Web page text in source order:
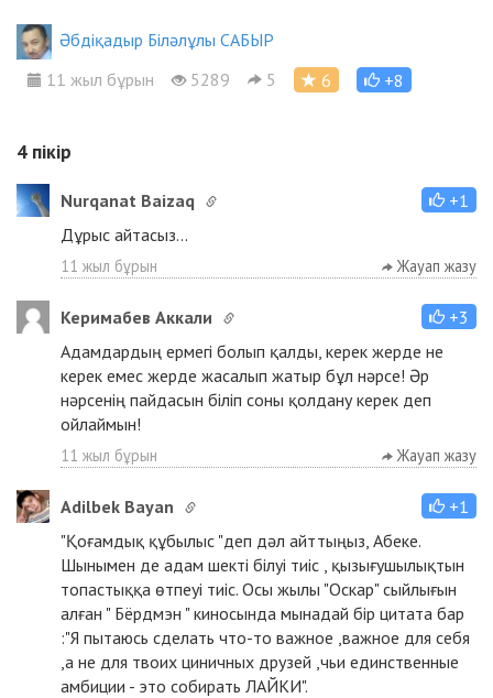
Әбдіқадыр Біләлұлы САБЫР
11 жыл бұрын
5289 5 6 +8
4 пікір
Nurqanat Baizaq
+1
Дұрыс айтасыз...
11 жыл бұрын Жауап жазу
Керимабев Аккали
+3
Адамдардың ермегі болып қалды, керек жерде не
керек емес жерде жасалып жатыр бұл нәрсе! Әр
нәрсенің пайдасын біліп соны қолдану керек деп
ойлаймын!
11 жыл бұрын Жауап жазу
Adilbek Bayan
+1
"Қоғамдық құбылыс "деп дәл айттыңыз, Абеке.
Шынымен де адам шекті білуі тиіс , қызығушылықтын
топастыққа өтпеуі тиіс. Осы жылы "Оскар" сыйлығын
алған " Бёрдмэн " киносында мынадай бір цитата бар
:"Я пытаюсь сделать что-то важное ,важное для себя
,а не для твоих циничных друзей ,чьи единственные
амбиции - это собирать ЛАЙКИ".